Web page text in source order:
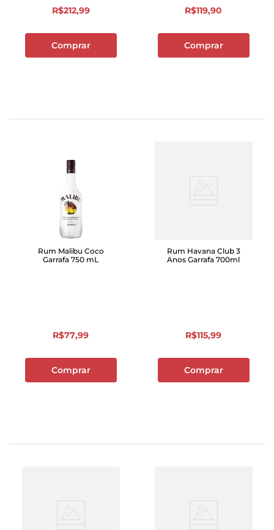
R$212,99
Comprar
R$119,90
Comprar
Rum Malibu Coco
Garrafa 750 mL
R$77,99
Comprar
Rum Havana Club 3
Anos Garrafa 700ml
R$115,99
Comprar